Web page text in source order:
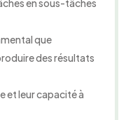
en sous-tâches
que
des résultats
et leur capacité à